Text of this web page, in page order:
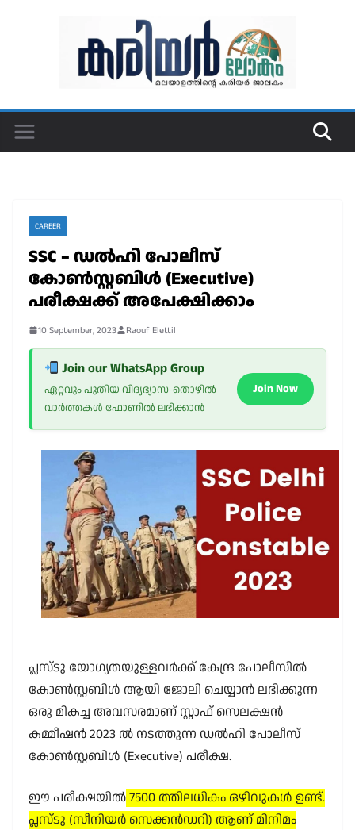
CAREER
SSC – ഡൽഹി പോലീസ്
കോൺസ്റ്റബിൾ (Executive)
പരീക്ഷക്ക് അപേക്ഷിക്കാം
10 September, 2023 Raouf Elettil
Join our WhatsApp Group
ഏറ്റവും പുതിയ വിദ്യഭ്യാസ-തൊഴിൽ
വാർത്തകൾ ഫോണിൽ ലഭിക്കാൻ
Join Now
പ്ലസ്ടു യോഗ്യതയുള്ളവർക്ക് കേന്ദ്ര പോലീസിൽ
കോൺസ്റ്റബിൾ ആയി ജോലി ചെയ്യാൻ ലഭിക്കുന്ന
ഒരു മികച്ച അവസരമാണ് സ്റ്റാഫ് സെലക്ഷൻ
കമ്മീഷൻ 2023 ൽ നടത്തുന്ന ഡൽഹി പോലീസ്
കോൺസ്റ്റബിൾ (Executive) പരീക്ഷ.
ഈ പരീക്ഷയിൽ7500 ത്തിലധികം ഒഴിവുകൾ ഉണ്ട്.
പ്ലസ്ടു (സീനിയർ സെക്കൻഡറി) ആണ് മിനിമം